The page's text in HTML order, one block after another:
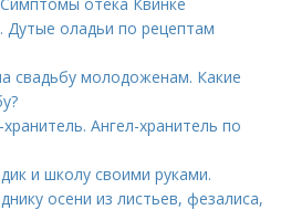
Дутые оладьи по рецептам
свадьбу молодоженам. Какие
Ангел-хранитель по
и школу своими руками.
осени из листьев, фезалиса,